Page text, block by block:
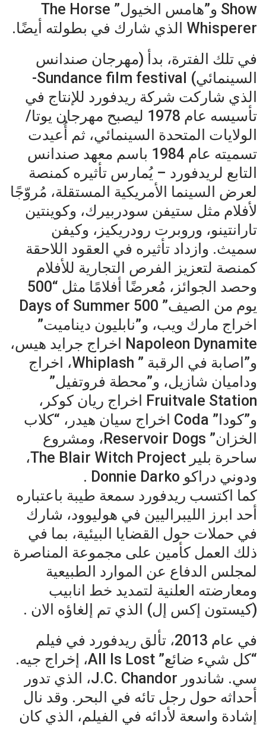
Show و”هامس الخيول” The Horse
Whisperer الذي شارك في بطولته أيضًا.
في تلك الفترة، بدأ (مهرجان صندانس
السينمائي) Sundance film festival-
الذي شاركت شركة ريدفورد للإنتاج في
تأسيسه عام 1978 ليصبح مهرجان يوتا/
الولايات المتحدة السينمائي، ثم أُعيدت
تسميته عام 1984 باسم معهد صندانس
التابع لريدفورد – يُمارس تأثيره كمنصة
لعرض السينما الأمريكية المستقلة، مُروّجًا
لأفلام مثل ستيفن سودربيرك، وكوينتين
تارانتينو، وروبرت رودريكيز، وكيفن
سميث. وازداد تأثيره في العقود اللاحقة
كمنصة لتعزيز الفرص التجارية للأفلام
وحصد الجوائز، مُعرضًا أفلامًا مثل “500
يوم من الصيف” 500 Days of Summer
اخراج مارك ويب، و”نابليون ديناميت”
Napoleon Dynamite اخراج جرايد هيس،
و”اصابة في الرقبة ” Whiplash، اخراج
وداميان شازيل، و”محطة فروتفيل”
Fruitvale Station اخراج ريان كوكر،
و”كودا” Coda اخراج سيان هيدر، “كلاب
الخزان” Reservoir Dogs، ومشروع
ساحرة بلير The Blair Witch Project،
ودوني دراكو Donnie Darko .
كما اكتسب ريدفورد سمعة طيبة باعتباره
أحد ابرز الليبراليين في هوليوود، شارك
في حملات حول القضايا البيئية، بما في
ذلك العمل كأمين على مجموعة المناصرة
لمجلس الدفاع عن الموارد الطبيعية
ومعارضته العلنية لتمديد خط انابيب
(كيستون إكس إل) الذي تم إلغاؤه الان .
في عام 2013، تألق ريدفورد في فيلم
“كل شيء ضائع” All Is Lost، إخراج جيه.
سي. شاندور J.C. Chandor، الذي تدور
أحداثه حول رجل تائه في البحر. وقد نال
إشادة واسعة لأدائه في الفيلم، الذي كان